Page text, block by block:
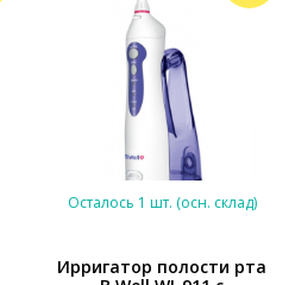
Осталось 1 шт. (осн. склад)
Ирригатор полости рта